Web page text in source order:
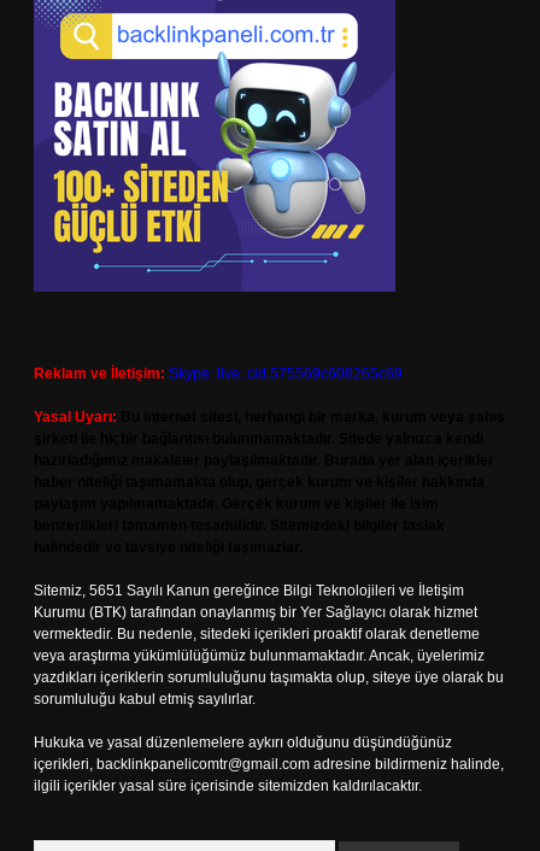
Reklam ve İletişim: Skype: live:.cid.575569c608265c69
Yasal Uyarı:
Sitemiz, 5651 Sayılı Kanun gereğince Bilgi Teknolojileri ve İletişim
Kurumu (BTK) tarafından onaylanmış bir Yer Sağlayıcı olarak hizmet
vermektedir. Bu nedenle, sitedeki içerikleri proaktif olarak denetleme
veya araştırma yükümlülüğümüz bulunmamaktadır. Ancak, üyelerimiz
yazdıkları içeriklerin sorumluluğunu taşımakta olup, siteye üye olarak bu
sorumluluğu kabul etmiş sayılırlar.
Hukuka ve yasal düzenlemelere aykırı olduğunu düşündüğünüz
içerikleri, backlinkpanelicomtr@gmail.com adresine bildirmeniz halinde,
ilgili içerikler yasal süre içerisinde sitemizden kaldırılacaktır.